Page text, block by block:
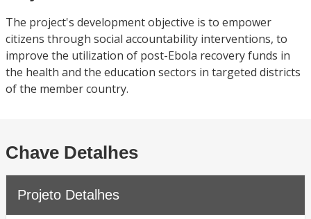
The project's development objective is to empower
citizens through social accountability interventions, to
improve the utilization of post-Ebola recovery funds in
the health and the education sectors in targeted districts
of the member country.
Chave Detalhes
Projeto Detalhes